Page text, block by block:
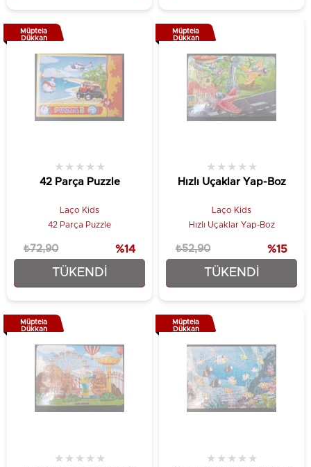
TÜKENDI
42 Parça Puzzle
★ ★ ★ ★ ★
Laço Kids
42 Parça Puzzle
₺62,90
₺72,90 %14
Müptela
Dükkan
TÜKENDI
Hızlı Uçaklar Yap-Boz
★ ★ ★ ★ ★
Laço Kids
Hızlı Uçaklar Yap-Boz
₺44,90
₺52,90 %15
Müptela
Dükkan
★ ★ ★ ★ ★
Müptela
Dükkan
★ ★ ★ ★ ★
Müptela
Dükkan